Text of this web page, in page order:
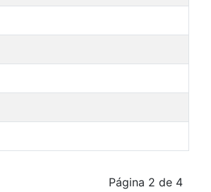
Página 2 de 4